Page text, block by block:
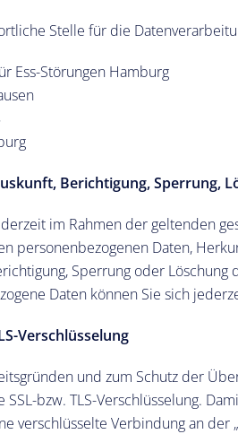
Stelle für die
Ess-Störungen Hamburg
Berichtigung, Sperrung,
im Rahmen der geltenden
personenbezogenen Daten,
Sperrung oder
Daten können Sie sich
Verschlüsselung
und zum Schutz der
SSL-bzw. TLS-Verschlüsselung.
verschlüsselte Verbindung an der